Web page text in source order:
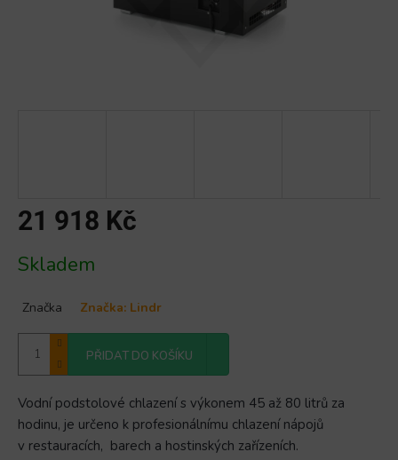
21 918 Kč
cena:
Skladem
Značka Značka: Lindr
PŘIDAT DO KOŠÍKU
Vodní podstolové chlazení s výkonem 45 až 80 litrů za
hodinu, je určeno k profesionálnímu chlazení nápojů
v restauracích, barech a hostinských zařízeních.